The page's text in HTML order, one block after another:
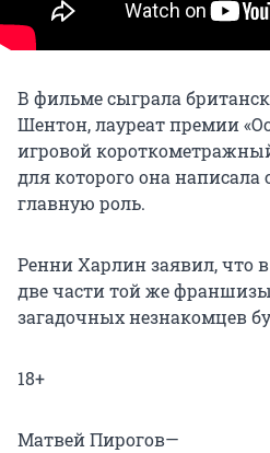
В фильме сыграла
Шентон, лауреат премии
игровой
для которого она
главную роль.
Ренни Харлин заявил, что
две части той же
загадочных незнакомцев
18+
Матвей Пирогов—